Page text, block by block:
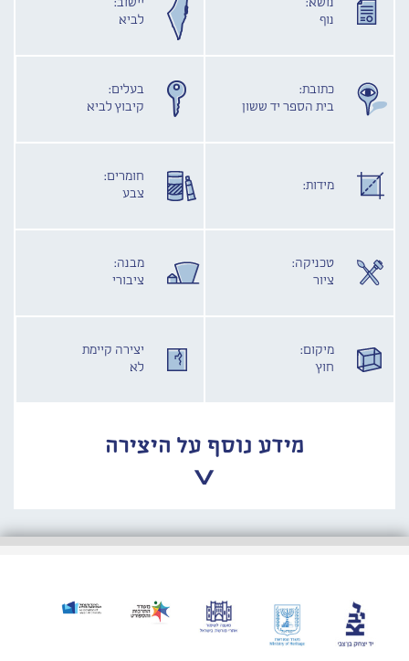
נושא:
נוף
יישוב:
לביא
כתובת:
בית הספר יד ששון
בעלים:
קיבוץ לביא
מידות:
חומרים:
צבע
טכניקה:
ציור
מבנה:
ציבורי
מיקום:
חוץ
יצירה קיימת
לא
מידע נוסף על היצירה